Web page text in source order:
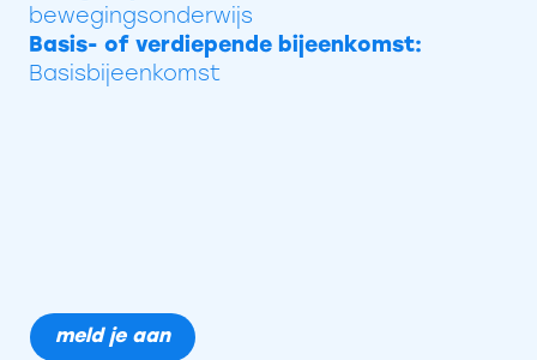
bewegingsonderwijs
Basis- of verdiepende bijeenkomst:
Basisbijeenkomst
meld je aan